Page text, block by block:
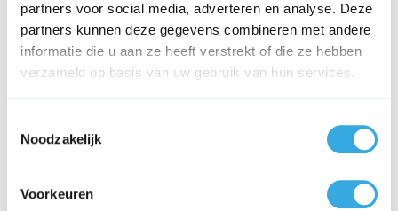
partners voor social media, adverteren en analyse. Deze
partners kunnen deze gegevens combineren met andere
informatie die u aan ze heeft verstrekt of die ze hebben
verzameld op basis van uw gebruik van hun services.
Noodzakelijk
Voorkeuren
toestel altijd op te kunnen laden.
Ruim assortiment Motorola Moto G8
Plus opladers
bij ons bekijken op deze pagina. Je kunt eenvoudig op de
zie je dan nog de specificaties en dan weet je ook zeker wat je
gaat bestellen. Als je er vragen over hebt dan staan wij voor je